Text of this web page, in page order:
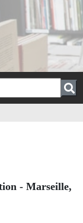
- Marseille,